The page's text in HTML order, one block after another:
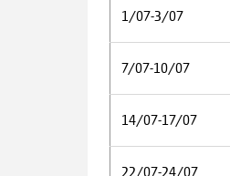
1/07-3/07
7/07-10/07
14/07-17/07
22/07-24/07